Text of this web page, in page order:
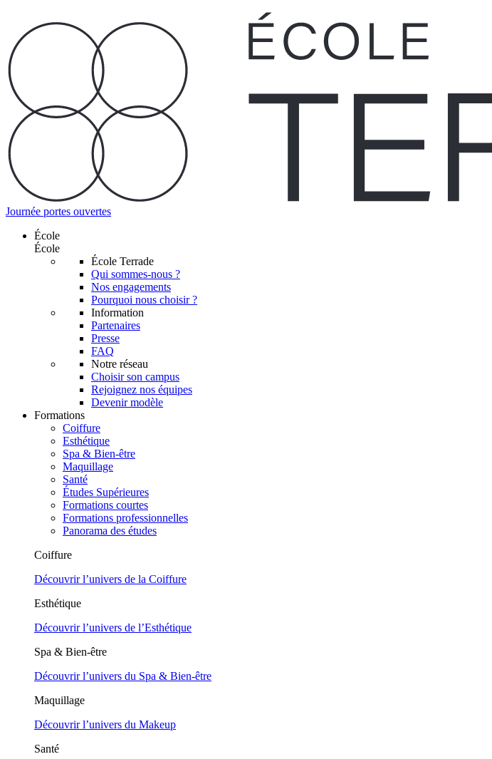
Journée portes ouvertes
École
École
École Terrade
Qui sommes-nous ?
Nos engagements
Pourquoi nous choisir ?
Information
Partenaires
Presse
FAQ
Notre réseau
Choisir son campus
Rejoignez nos équipes
Devenir modèle
Formations
Coiffure
Esthétique
Spa & Bien-être
Maquillage
Santé
Études Supérieures
Formations courtes
Formations professionnelles
Panorama des études
Coiffure
Découvrir l’univers de la Coiffure
Esthétique
Découvrir l’univers de l’Esthétique
Spa & Bien-être
Découvrir l’univers du Spa & Bien-être
Maquillage
Découvrir l’univers du Makeup
Santé